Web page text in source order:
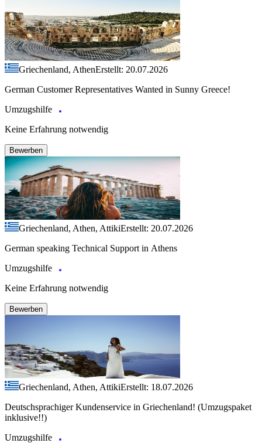
Griechenland, AthenErstellt: 20.07.2026
German Customer Representatives Wanted in Sunny Greece!
Umzugshilfe
Keine Erfahrung notwendig
Bewerben
Griechenland, Athen, AttikiErstellt: 20.07.2026
German speaking Technical Support in Athens
Umzugshilfe
Keine Erfahrung notwendig
Bewerben
Griechenland, Athen, AttikiErstellt: 18.07.2026
Deutschsprachiger Kundenservice in Griechenland! (Umzugspaket
inklusive!!)
Umzugshilfe